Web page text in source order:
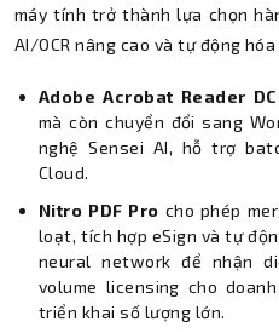
máy tính trở thành lựa chọn
AI/OCR nâng cao và tự động
Adobe Acrobat Reader DC
mà còn chuyển đổi sang
nghệ Sensei AI, hỗ trợ
Cloud.
Nitro PDF Pro cho phép
loạt, tích hợp eSign và tự
neural network để nhận
volume licensing cho
triển khai số lượng lớn.